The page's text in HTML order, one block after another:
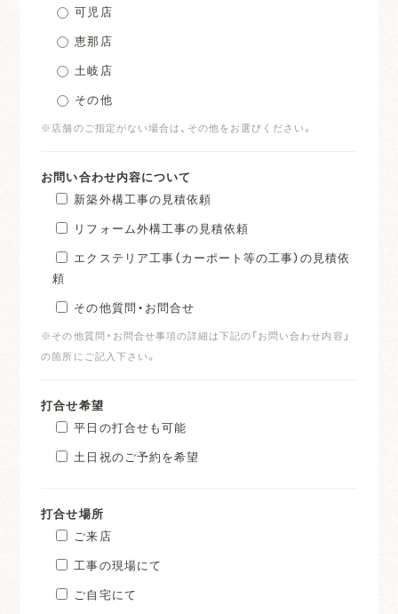
可児店
恵那店
土岐店
その他
※店舗のご指定がない場合は、その他をお選びください。
お問い合わせ内容について
新築外構工事の見積依頼
リフォーム外構工事の見積依頼
エクステリア工事（カーポート等の工事）の見積依
頼
その他質問・お問合せ
※その他質問・お問合せ事項の詳細は下記の「お問い合わせ内容」
の箇所にご記入下さい。
打合せ希望
平日の打合せも可能
土日祝のご予約を希望
打合せ場所
ご来店
工事の現場にて
ご自宅にて